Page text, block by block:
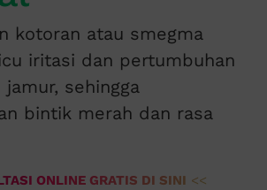
kotoran atau smegma
iritasi dan pertumbuhan
sehingga
bintik merah dan rasa
ONLINE GRATIS DI SINI <<